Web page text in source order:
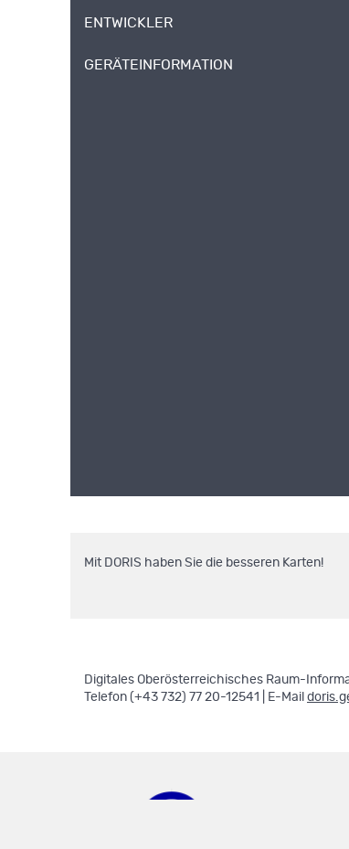
ENTWICKLER
GERÄTEINFORMATION
Mit DORIS haben Sie die besseren Karten!
Digitales Oberösterreichisches Raum-
Telefon (+43 732) 77 20-12541 | E-Mail